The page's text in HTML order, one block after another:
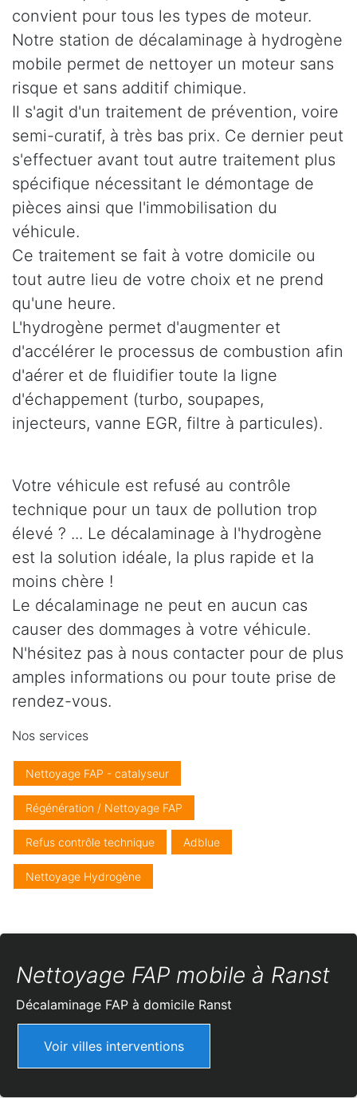
convient pour tous les types de moteur.
Notre station de décalaminage à hydrogène
mobile permet de nettoyer un moteur sans
risque et sans additif chimique.
Il s'agit d'un traitement de prévention, voire
semi-curatif, à très bas prix. Ce dernier peut
s'effectuer avant tout autre traitement plus
spécifique nécessitant le démontage de
pièces ainsi que l'immobilisation du
véhicule.
Ce traitement se fait à votre domicile ou
tout autre lieu de votre choix et ne prend
qu'une heure.
L'hydrogène permet d'augmenter et
d'accélérer le processus de combustion afin
d'aérer et de fluidifier toute la ligne
d'échappement (turbo, soupapes,
injecteurs, vanne EGR, filtre à particules).
Votre véhicule est refusé au contrôle
technique pour un taux de pollution trop
élevé ? ... Le décalaminage à l'hydrogène
est la solution idéale, la plus rapide et la
moins chère !
Le décalaminage ne peut en aucun cas
causer des dommages à votre véhicule.
N'hésitez pas à nous contacter pour de plus
amples informations ou pour toute prise de
rendez-vous.
Nos services
Nettoyage FAP - catalyseur
Régénération / Nettoyage FAP
Refus contrôle technique Adblue
Nettoyage Hydrogène
Nettoyage FAP mobile à Ranst
Décalaminage FAP à domicile Ranst
Voir villes interventions